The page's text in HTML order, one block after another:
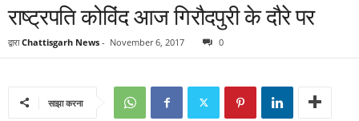
राष्ट्रपति कोविंद आज गिरौदपुरी के दौरे पर
द्वारा Chattisgarh News - November 6, 2017 0
साझा करना